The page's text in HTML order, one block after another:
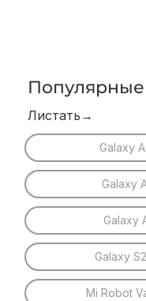
Листать→
Galaxy
Galaxy
Galaxy
Galaxy
Mi Robot